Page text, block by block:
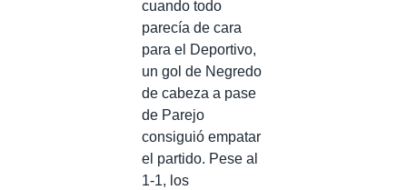
cuando todo
parecía de cara
para el Deportivo,
un gol de Negredo
de cabeza a pase
de Parejo
consiguió empatar
el partido. Pese al
1-1, los